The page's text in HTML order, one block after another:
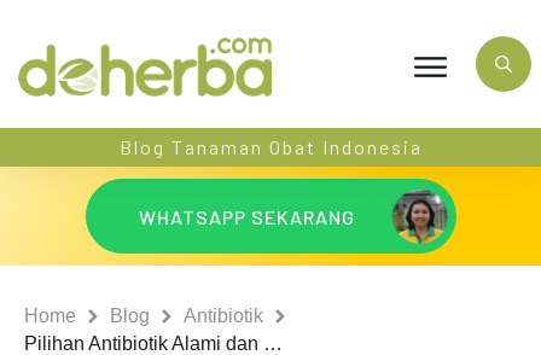
Blog Tanaman Obat Indonesia
WHATSAPP SEKARANG
Home Blog
Antibiotik
Pilihan Antibiotik Alami dan Cara Menggunakannya